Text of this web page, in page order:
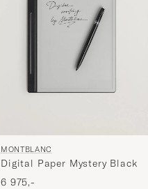
MONTBLANC
Digital Paper Mystery Black
6 975,-